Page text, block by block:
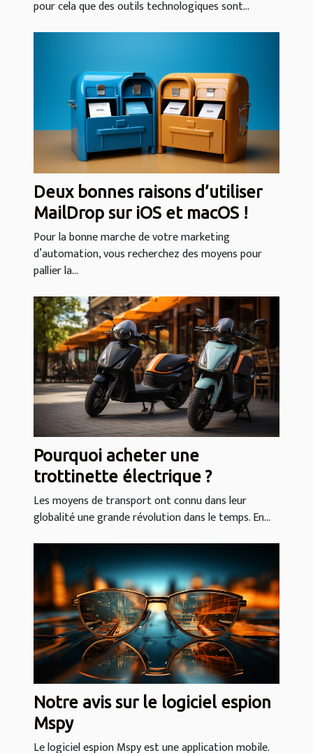
pour cela que des outils technologiques sont...
Deux bonnes raisons d’utiliser
MailDrop sur iOS et macOS !
Pour la bonne marche de votre marketing
d’automation, vous recherchez des moyens pour
pallier la...
Pourquoi acheter une
trottinette électrique ?
Les moyens de transport ont connu dans leur
globalité une grande révolution dans le temps. En...
Notre avis sur le logiciel espion
Mspy
Le logiciel espion Mspy est une application mobile.